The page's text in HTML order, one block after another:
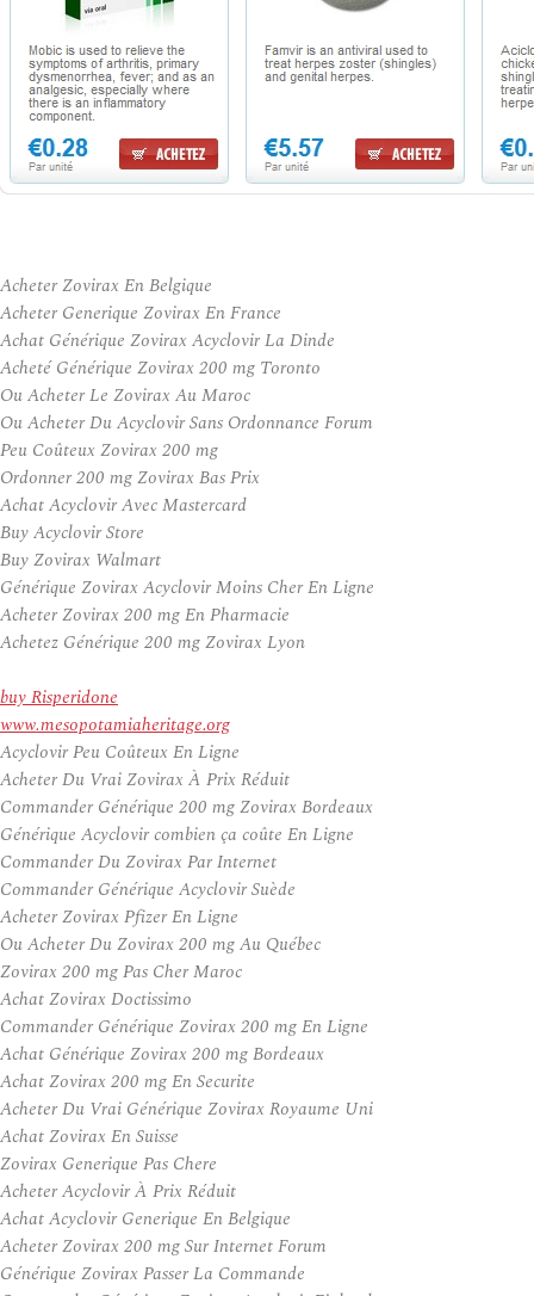
Acheter Zovirax En Belgique
Acheter Generique Zovirax En France
Achat Générique Zovirax Acyclovir La Dinde
Acheté Générique Zovirax 200 mg Toronto
Ou Acheter Le Zovirax Au Maroc
Ou Acheter Du Acyclovir Sans Ordonnance Forum
Peu Coûteux Zovirax 200 mg
Ordonner 200 mg Zovirax Bas Prix
Achat Acyclovir Avec Mastercard
Buy Acyclovir Store
Buy Zovirax Walmart
Générique Zovirax Acyclovir Moins Cher En Ligne
Acheter Zovirax 200 mg En Pharmacie
Achetez Générique 200 mg Zovirax Lyon
buy Risperidone
www.mesopotamiaheritage.org
Acyclovir Peu Coûteux En Ligne
Acheter Du Vrai Zovirax À Prix Réduit
Commander Générique 200 mg Zovirax Bordeaux
Générique Acyclovir combien ça coûte En Ligne
Commander Du Zovirax Par Internet
Commander Générique Acyclovir Suède
Acheter Zovirax Pfizer En Ligne
Ou Acheter Du Zovirax 200 mg Au Québec
Zovirax 200 mg Pas Cher Maroc
Achat Zovirax Doctissimo
Commander Générique Zovirax 200 mg En Ligne
Achat Générique Zovirax 200 mg Bordeaux
Achat Zovirax 200 mg En Securite
Acheter Du Vrai Générique Zovirax Royaume Uni
Achat Zovirax En Suisse
Zovirax Generique Pas Chere
Acheter Acyclovir À Prix Réduit
Achat Acyclovir Generique En Belgique
Acheter Zovirax 200 mg Sur Internet Forum
Générique Zovirax Passer La Commande